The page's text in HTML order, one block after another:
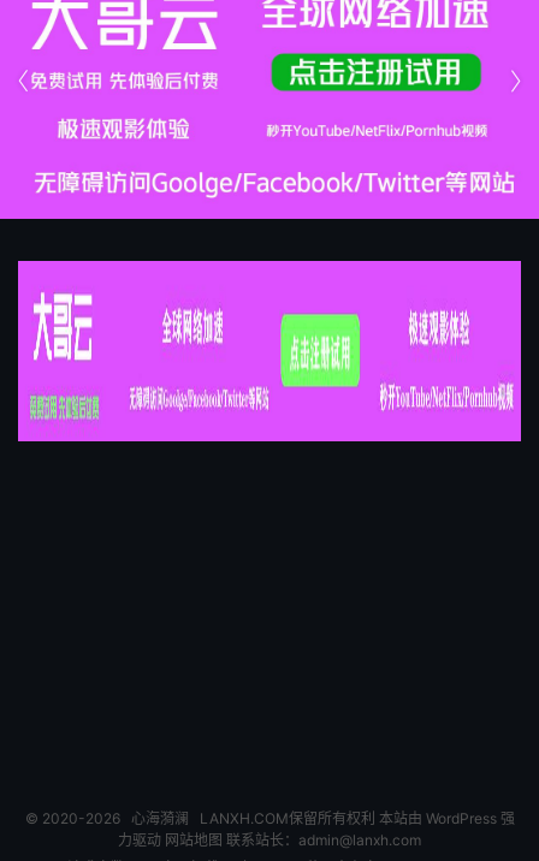


© 2020-2026 心海漪澜 LANXH.COM保留所有权利 本站由 WordPress 强
力驱动 网站地图 联系站长： admin@lanxh.com